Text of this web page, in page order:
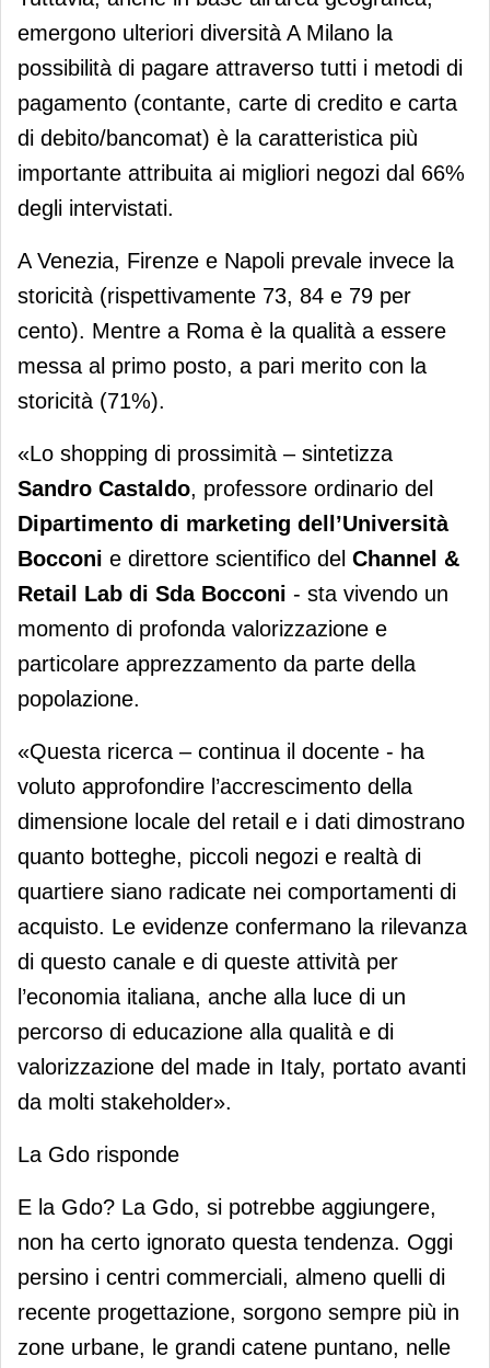
emergono ulteriori diversità A Milano la
possibilità di pagare attraverso tutti i metodi di
pagamento (contante, carte di credito e carta
di debito/bancomat) è la caratteristica più
importante attribuita ai migliori negozi dal 66%
degli intervistati.
A Venezia, Firenze e Napoli prevale invece la
storicità (rispettivamente 73, 84 e 79 per
cento). Mentre a Roma è la qualità a essere
messa al primo posto, a pari merito con la
storicità (71%).
«Lo shopping di prossimità – sintetizza
Sandro Castaldo, professore ordinario del
Dipartimento di marketing dell’Università
Bocconi e direttore scientifico del Channel &
Retail Lab di Sda Bocconi - sta vivendo un
momento di profonda valorizzazione e
particolare apprezzamento da parte della
popolazione.
«Questa ricerca – continua il docente - ha
voluto approfondire l’accrescimento della
dimensione locale del retail e i dati dimostrano
quanto botteghe, piccoli negozi e realtà di
quartiere siano radicate nei comportamenti di
acquisto. Le evidenze confermano la rilevanza
di questo canale e di queste attività per
l’economia italiana, anche alla luce di un
percorso di educazione alla qualità e di
valorizzazione del made in Italy, portato avanti
da molti stakeholder».
La Gdo risponde
E la Gdo? La Gdo, si potrebbe aggiungere,
non ha certo ignorato questa tendenza. Oggi
persino i centri commerciali, almeno quelli di
recente progettazione, sorgono sempre più in
zone urbane, le grandi catene puntano, nelle